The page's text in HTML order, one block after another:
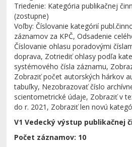
Triedenie: Kategória publikačnej
(zostupne)
Voľby: Číslovanie kategórií
záznamov za KPČ, Odsadenie
Číslovanie ohlasu poradovými
doprava, Zotriediť ohlasy podľa
systémového čísla záznamu,
Zobraziť počet autorských hárkov
tabuľky, Nezobrazovať číslo
scientometrické údaje, Zobraziť v
do r. 2021, Zobraziť len novú
V1 Vedecký výstup publikačnej
Počet záznamov: 10